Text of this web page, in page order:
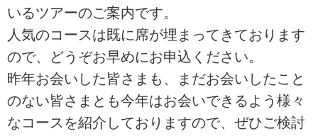
いるツアーのご案内です。
人気のコースは既に席が埋まってきております
ので、どうぞお早めにお申込ください。
昨年お会いした皆さまも、まだお会いしたこと
のない皆さまとも今年はお会いできるよう様々
なコースを紹介しておりますので、ぜひご検討